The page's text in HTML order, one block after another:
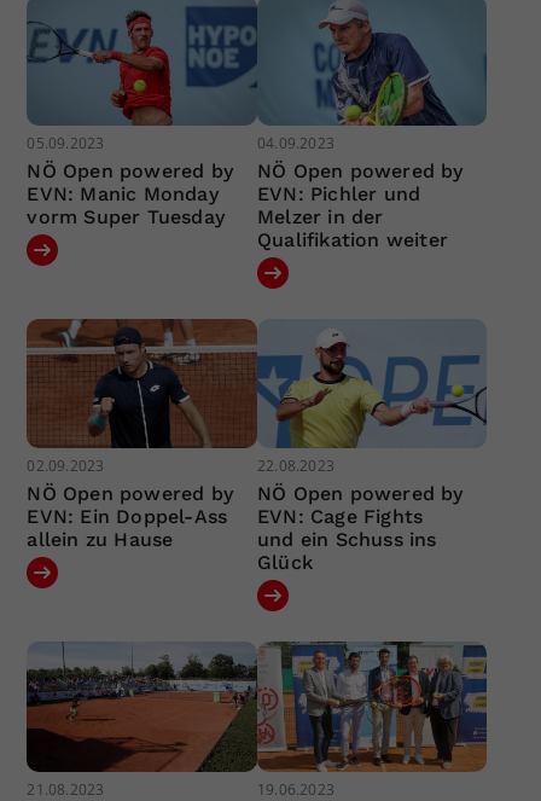
05.09.2023
NÖ Open powered by
EVN: Manic Monday
vorm Super Tuesday
04.09.2023
NÖ Open powered by
EVN: Pichler und
Melzer in der
Qualifikation weiter
02.09.2023
NÖ Open powered by
EVN: Ein Doppel-Ass
allein zu Hause
22.08.2023
NÖ Open powered by
EVN: Cage Fights
und ein Schuss ins
Glück
21.08.2023 19.06.2023